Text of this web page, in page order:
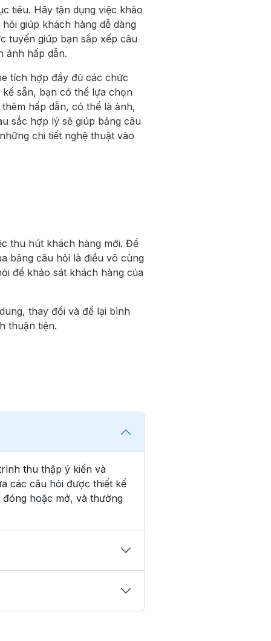
tiêu. Hãy tận dụng việc khảo
giúp khách hàng dễ dàng
tuyến giúp bạn sắp xếp câu
ảnh hấp dẫn.
tích hợp đầy đủ các chức
sẵn, bạn có thể lựa chọn
hấp dẫn, có thể là ảnh,
sắc hợp lý sẽ giúp bảng câu
chi tiết nghệ thuật vào
thu hút khách hàng mới. Để
bảng câu hỏi là điều vô cùng
để khảo sát khách hàng của
thay đổi và để lại bình
thuận tiện.
thu thập ý kiến và
các câu hỏi được thiết kế
hoặc mở, và thường